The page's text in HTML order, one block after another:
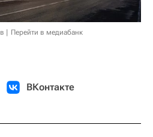
Перейти в медиабанк
ВКонтакте